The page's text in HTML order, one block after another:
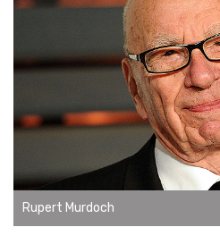
Rupert Murdoch